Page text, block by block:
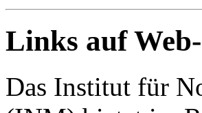
Links auf
Das Institut für